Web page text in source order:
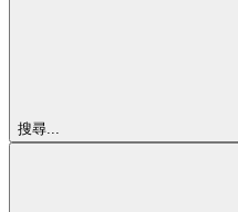
搜尋...